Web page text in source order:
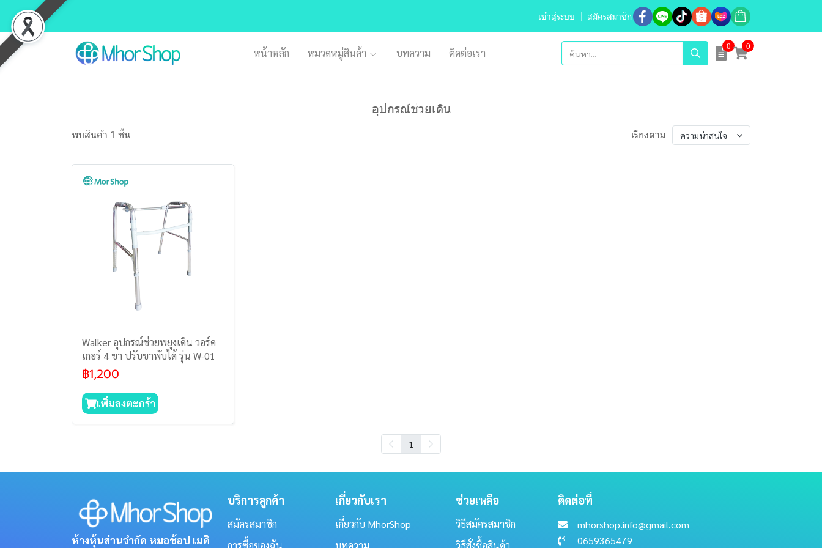
เข้าสู่ระบบ สมัครสมาชิก
หน้าหลัก หมวดหมู่สินค้า บทความ ติดต่อเรา
0 0
อุปกรณ์ช่วยเดิน
พบสินค้า 1 ชิ้น เรียงตาม ความน่าสนใจ
Walker อุปกรณ์ช่วยพยุงเดิน วอร์ค
เกอร์ 4 ขา ปรับขาพับได้ รุ่น W-01
฿1,200
เพิ่มลงตะกร้า
1
ห้างหุ้นส่วนจำกัด หมอช้อป เมดิ
บริการลูกค้า
สมัครสมาชิก
การซื้อของฉัน
เกี่ยวกับเรา
เกี่ยวกับ MhorShop
บทความ
ช่วยเหลือ
วิธีสมัครสมาชิก
วิธีสั่งซื้อสินค้า
ติดต่อที่
mhorshop.info@gmail.com
0659365479